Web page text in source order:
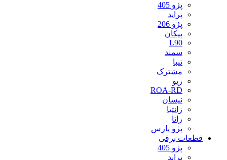
پژو 405
پراید
پژو 206
پیکان
L90
سمند
تیبا
مشترک
ریو
ROA-RD
نیسان
زانتیا
رانا
پژو پارس
قطعات برقی
پژو 405
پراید